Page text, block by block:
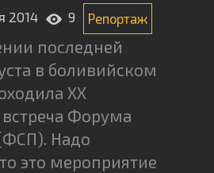
2014 9 Репортаж
последней
в боливийском
ХХ
Форума
Надо
это мероприятие